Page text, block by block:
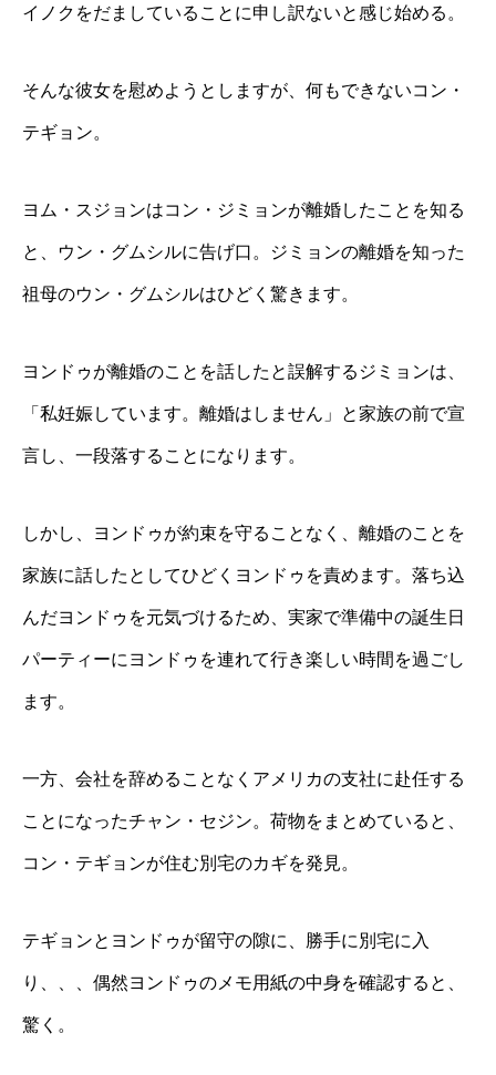
イノクをだましていることに申し訳ないと感じ始める。
そんな彼女を慰めようとしますが、何もできないコン・
テギョン。
ヨム・スジョンはコン・ジミョンが離婚したことを知る
と、ウン・グムシルに告げ口。ジミョンの離婚を知った
祖母のウン・グムシルはひどく驚きます。
ヨンドゥが離婚のことを話したと誤解するジミョンは、
「私妊娠しています。離婚はしません」と家族の前で宣
言し、一段落することになります。
しかし、ヨンドゥが約束を守ることなく、離婚のことを
家族に話したとしてひどくヨンドゥを責めます。落ち込
んだヨンドゥを元気づけるため、実家で準備中の誕生日
パーティーにヨンドゥを連れて行き楽しい時間を過ごし
ます。
一方、会社を辞めることなくアメリカの支社に赴任する
ことになったチャン・セジン。荷物をまとめていると、
コン・テギョンが住む別宅のカギを発見。
テギョンとヨンドゥが留守の隙に、勝手に別宅に入
り、、、偶然ヨンドゥのメモ用紙の中身を確認すると、
驚く。